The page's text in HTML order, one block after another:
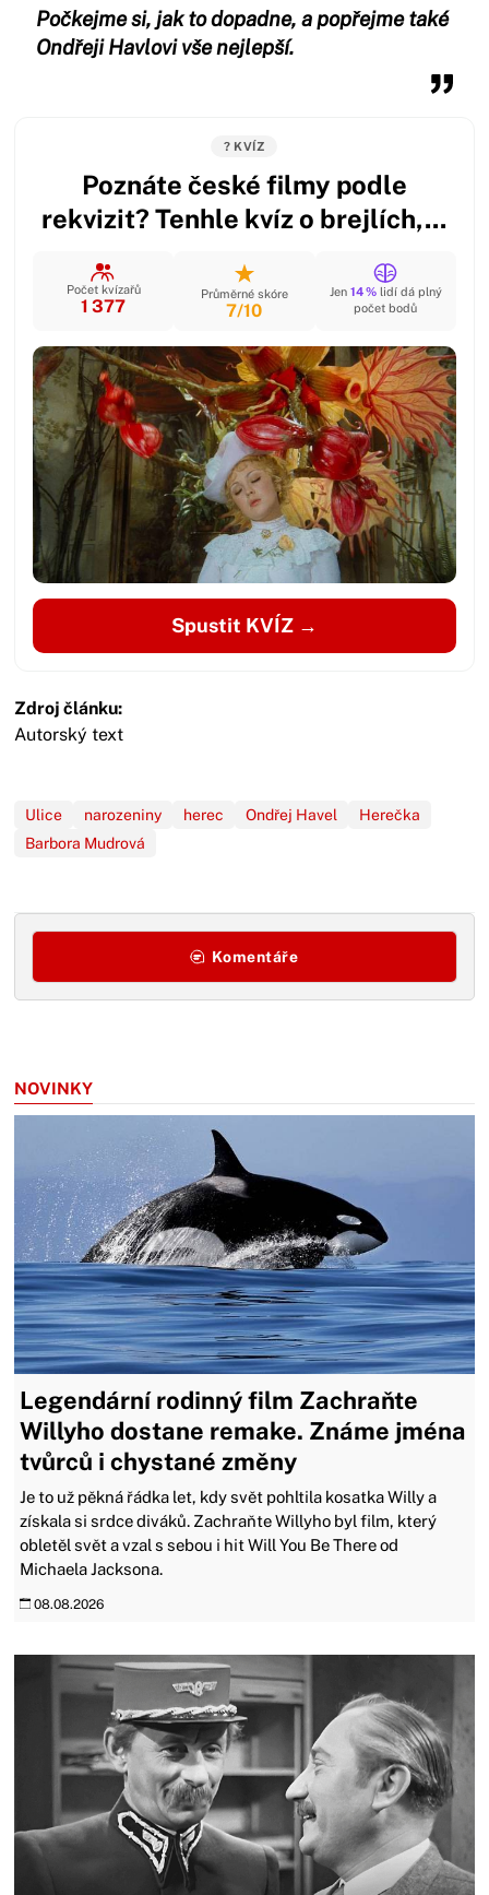
Počkejme si, jak to dopadne, a popřejme také
Ondřeji Havlovi vše nejlepší.
? KVÍZ
Poznáte české filmy podle
rekvizit? Tenhle kvíz o brejlích,...
Počet kvízařů
1 377
Průměrné skóre
7/10
Jen 14 %lidí dá plný
počet bodů
Spustit KVÍZ →
Zdroj článku:
Autorský text
Ulice narozeniny herec Ondřej Havel
Herečka
Barbora Mudrová
Komentáře
NOVINKY
Legendární rodinný film Zachraňte
Willyho dostane remake. Známe jména
tvůrců i chystané změny
Je to už pěkná řádka let, kdy svět pohltila kosatka Willy a
získala si srdce diváků. Zachraňte Willyho byl film, který
obletěl svět a vzal s sebou i hit Will You Be There od
Michaela Jacksona.
08.08.2026